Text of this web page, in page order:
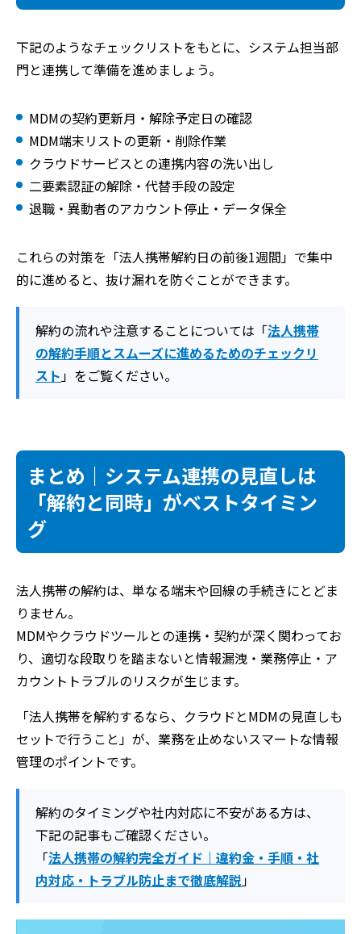
下記のようなチェックリストをもとに、システム担当部
門と連携して準備を進めましょう。
MDMの契約更新月・解除予定日の確認
MDM端末リストの更新・削除作業
クラウドサービスとの連携内容の洗い出し
二要素認証の解除・代替手段の設定
退職・異動者のアカウント停止・データ保全
これらの対策を「法人携帯解約日の前後1週間」で集中
的に進めると、抜け漏れを防ぐことができます。
解約の流れや注意することについては「法人携帯
の解約手順とスムーズに進めるためのチェックリ
スト」をご覧ください。
まとめ｜システム連携の見直しは
「解約と同時」がベストタイミン
グ
法人携帯の解約は、単なる端末や回線の手続きにとどま
りません。
MDMやクラウドツールとの連携・契約が深く関わってお
り、適切な段取りを踏まないと情報漏洩・業務停止・ア
カウントトラブルのリスクが生じます。
「法人携帯を解約するなら、クラウドとMDMの見直しも
セットで行うこと」が、業務を止めないスマートな情報
管理のポイントです。
解約のタイミングや社内対応に不安がある方は、
下記の記事もご確認ください。
「法人携帯の解約完全ガイド｜違約金・手順・社
内対応・トラブル防止まで徹底解説」